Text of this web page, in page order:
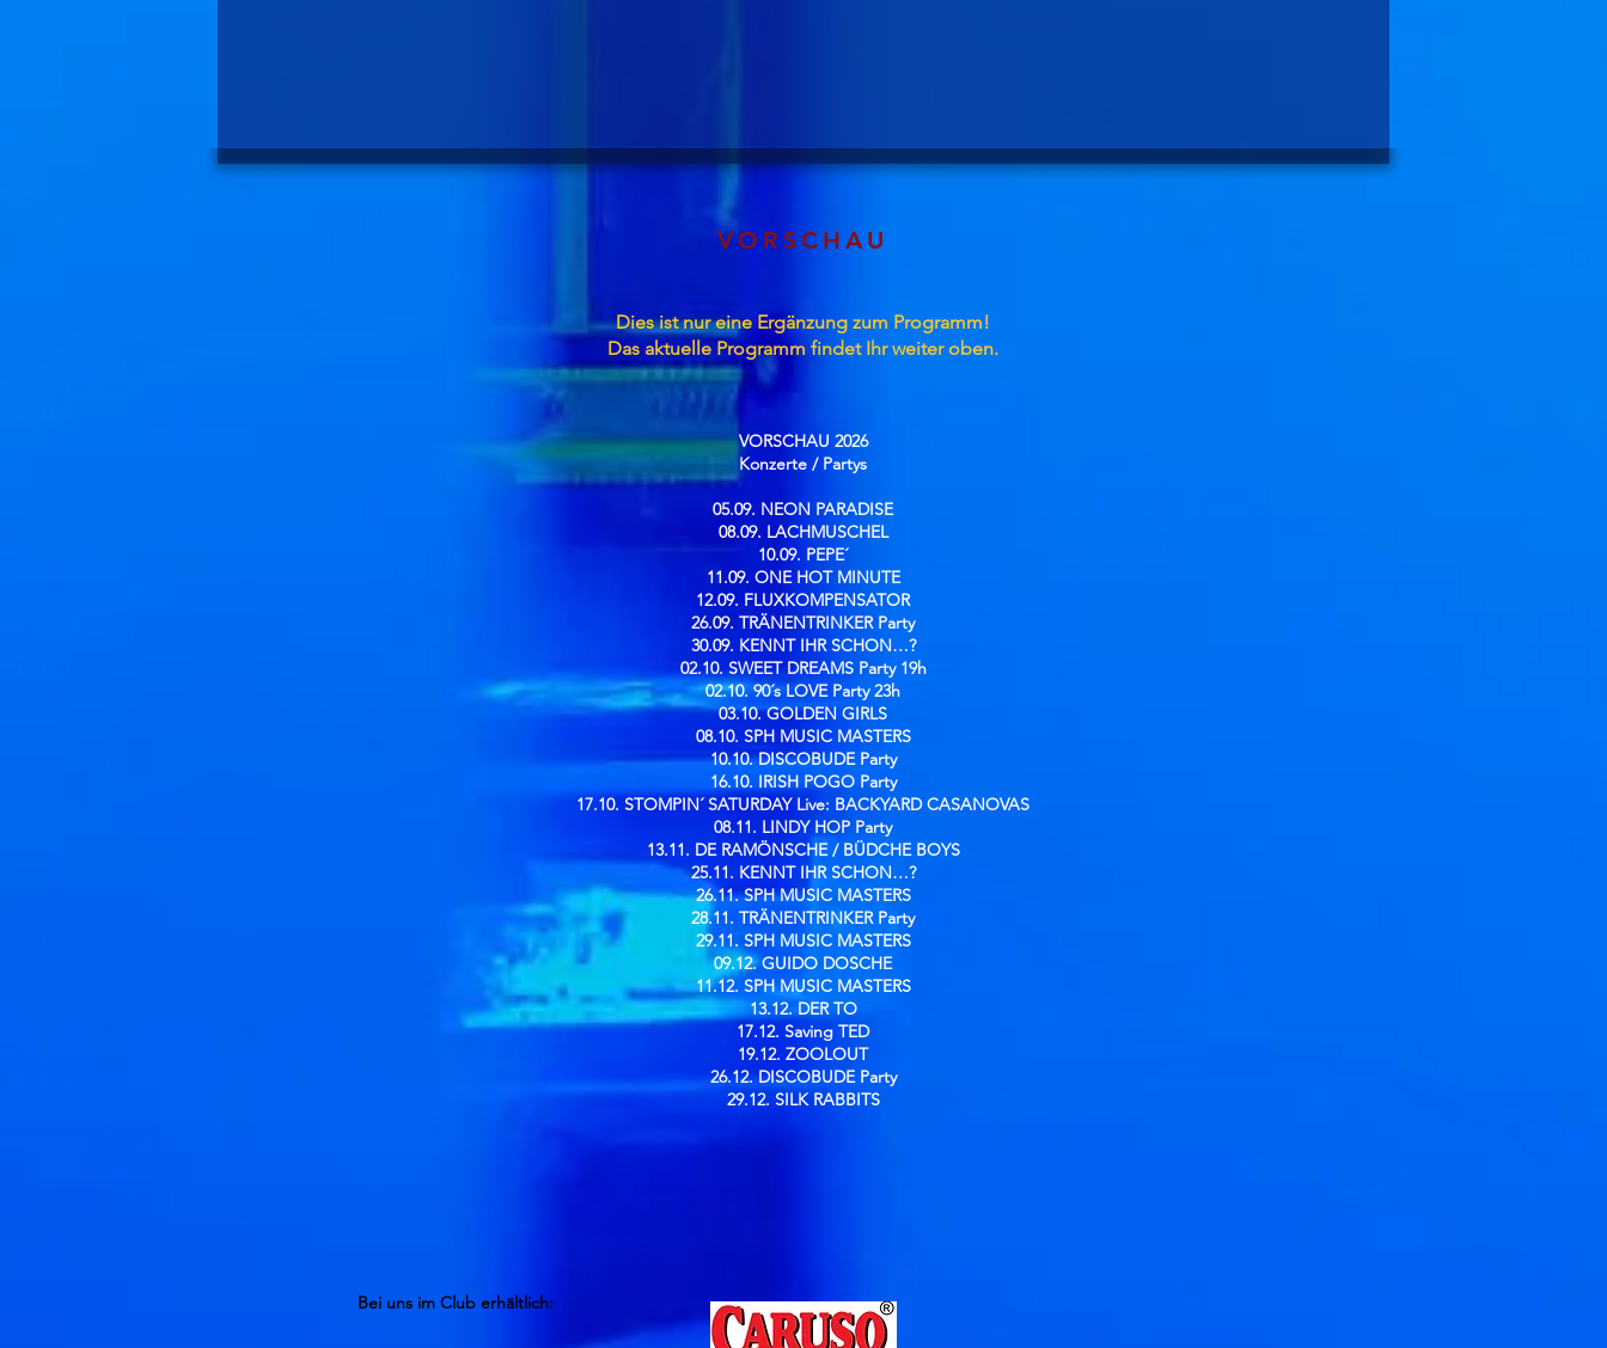
VORSCHAU
Dies ist nur eine Ergänzung zum Programm!
Das aktuelle Programm findet Ihr weiter oben.
VORSCHAU 2026
Konzerte / Partys​
05.09. NEON PARADISE
08.09. LACHMUSCHEL
10.09. PEPE´
11.09. ONE HOT MINUTE
12.09. FLUXKOMPENSATOR
26.09. TRÄNENTRINKER Party
30.09. KENNT IHR SCHON…?
02.10. SWEET DREAMS Party 19h
02.10. 90´s LOVE Party 23h
03.10. GOLDEN GIRLS
08.10. SPH MUSIC MASTERS
10.10. DISCOBUDE Party
16.10. IRISH POGO Party
17.10. STOMPIN´ SATURDAY Live: BACKYARD CASANOVAS
08.11. LINDY HOP Party
13.11. DE RAMÖNSCHE / BÜDCHE BOYS
25.11. KENNT IHR SCHON…?
26.11. SPH MUSIC MASTERS
28.11. TRÄNENTRINKER Party
29.11. SPH MUSIC MASTERS
09.12. GUIDO DOSCHE
11.12. SPH MUSIC MASTERS
13.12. DER TO
17.12. Saving TED
19.12. ZOOLOUT
26.12. DISCOBUDE Party
29.12. SILK RABBITS
Bei uns im Club erhältlich: